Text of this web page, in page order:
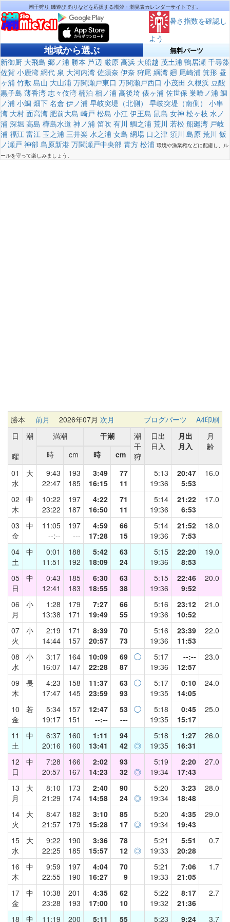
潮干狩り 磯遊び 釣りなどを応援する潮汐・潮見表カレンダーサイトです。
暑さ指数を確認し
よう
地域から選ぶ 無料パーツ
新御厨 大飛島 郷ノ浦 勝本 芦辺 厳原 高浜 大船越 茂土浦 鴨居瀬 千尋藻
佐賀 小鹿湾 網代 泉 大河内湾 佐須奈 伊奈 狩尾 綱湾 廻 尾崎浦 箕形 昼
ヶ浦 竹敷 島山 大山浦 万関瀬戸東口 万関瀬戸西口 小茂田 久根浜 豆酘
黒子島 薄香湾 志々伎湾 楠泊 相ノ浦 高後埼 俵ヶ浦 佐世保 巣喰ノ浦 鯛
ノ浦 小鯛 畑下 名倉 伊ノ浦 早岐突堤（北側） 早岐突堤（南側）
小串
湾 大村 面高湾 肥前大島 崎戸 松島 小江 伊王島 鼠島 女神 松ヶ枝 水ノ
浦 深堀 高島 樺島水道 神ノ浦 笛吹 有川 鯛之浦 荒川 若松 船廻湾 戸岐
浦 福江 富江 玉之浦 三井楽 水之浦 女島 網場 口之津 須川 島原 荒川 飯
ノ瀬戸 神部 島原新港 万関瀬戸中央部 青方 松浦 環境や漁業権などに配慮し、ル
ールを守って楽しみましょう。
勝本 前月 2026年07月 次月 ブログパーツ
A4印刷
日
曜
潮 満潮 干潮
潮
干
狩
日出
日入
月出
月入
月
齢
時
cm 時
cm
01
水
大
9:43
22:47
193
185
3:49
16:15
77
11
5:13
19:36
20:47
5:53
16.0
02
木
中
10:22
23:22
197
187
4:22
16:50
71
11
5:14
19:36
21:22
6:53
17.0
03
金
中
11:05
--:--
197
---
4:59
17:28
66
15
5:14
19:36
21:52
7:53
18.0
04
土
中
0:01
11:51
188
192
5:42
18:09
63
24
5:15
19:36
22:20
8:53
19.0
05
日
中
0:43
12:41
185
183
6:30
18:55
63
38
5:15
19:36
22:46
9:52
20.0
06
月
小
1:28
13:38
179
171
7:27
19:49
66
55
5:16
19:36
23:12
10:52
21.0
07
火
小
2:19
14:44
171
157
8:39
20:57
70
73
5:16
19:36
23:39
11:53
22.0
08
水
小
3:17
16:07
164
147
10:09
22:28
69
87
◯
5:17
19:36
--:--
12:57
23.0
09
木
長
4:23
17:47
158
145
11:37
23:59
63
93
◯
5:17
19:35
0:10
14:05
24.0
10
金
若
5:34
19:17
157
151
12:47
--:--
53
---
◯
5:18
19:35
0:45
15:17
25.0
11
土
中
6:37
20:16
160
160
1:11
13:41
94
42 ◎
5:18
19:35
1:27
16:31
26.0
12
日
中
7:28
20:57
166
167
2:02
14:23
93
32 ◎
5:19
19:34
2:20
17:43
27.0
13
月
大
8:10
21:29
173
174
2:40
14:58
90
24 ◎
5:20
19:34
3:23
18:48
28.0
14
火
大
8:47
21:57
182
179
3:10
15:28
85
17 ◎
5:20
19:34
4:35
19:43
29.0
15
水
大
9:22
22:25
190
185
3:36
15:57
78
12 ◎
5:21
19:33
5:51
20:28
0.7
16
木
中
9:59
22:55
197
190
4:04
16:27
70
9
5:21
19:33
7:06
21:05
1.7
17
金
中
10:38
23:28
201
193
4:35
17:00
62
10
5:22
19:32
8:17
21:36
2.7
18 中 11:19 200 5:11 55 5:23 9:24 3.7